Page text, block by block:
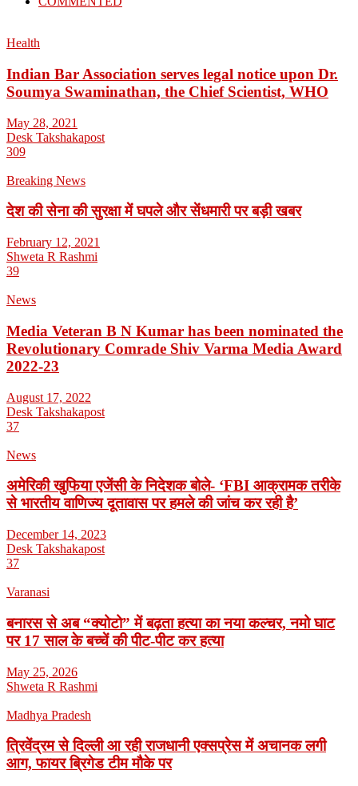
Health
Indian Bar Association serves legal notice upon Dr.
Soumya Swaminathan, the Chief Scientist, WHO
May 28, 2021
Desk Takshakapost
309
Breaking News
देश की सेना की सुरक्षा में घपले और सेंधमारी पर बड़ी खबर
February 12, 2021
Shweta R Rashmi
39
News
Media Veteran B N Kumar has been nominated the
Revolutionary Comrade Shiv Varma Media Award
2022-23
August 17, 2022
Desk Takshakapost
37
News
अमेरिकी खुफिया एजेंसी के निदेशक बोले- ‘FBI आक्रामक तरीके
से भारतीय वाणिज्य दूतावास पर हमले की जांच कर रही है’
December 14, 2023
Desk Takshakapost
37
Varanasi
बनारस से अब “क्योटो” में बढ़ता हत्या का नया कल्चर, नमो घाट
पर 17 साल के बच्चें की पीट-पीट कर हत्या
May 25, 2026
Shweta R Rashmi
Madhya Pradesh
त्रिवेंद्रम से दिल्ली आ रही राजधानी एक्सप्रेस में अचानक लगी
आग, फायर ब्रिगेड टीम मौके पर